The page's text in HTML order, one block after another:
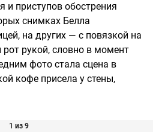
и приступов обострения
снимках Белла
на других — с повязкой на
рукой, словно в момент
фото стала сцена в
кофе присела у стены,
1 из 9